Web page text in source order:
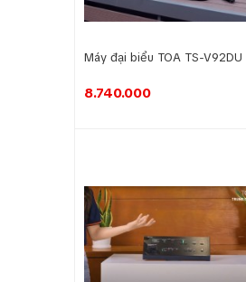
Máy đại biểu TOA TS-V92DU
8.740.000